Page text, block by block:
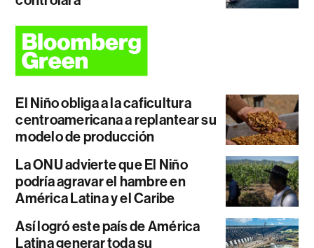
El Niño obliga a la caficultura
centroamericana a replantear su
modelo de producción
La ONU advierte que El Niño
podría agravar el hambre en
América Latina y el Caribe
Así logró este país de América
Latina generar toda su